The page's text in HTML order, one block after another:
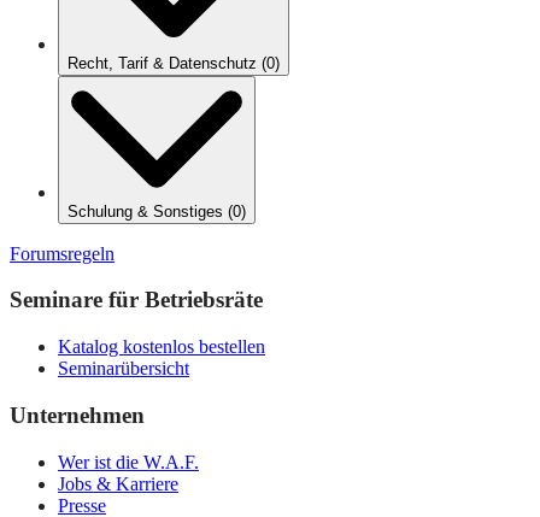
Recht, Tarif & Datenschutz (0)
Schulung & Sonstiges (0)
Forumsregeln
Seminare für Betriebsräte
Katalog kostenlos bestellen
Seminarübersicht
Unternehmen
Wer ist die W.A.F.
Jobs & Karriere
Presse